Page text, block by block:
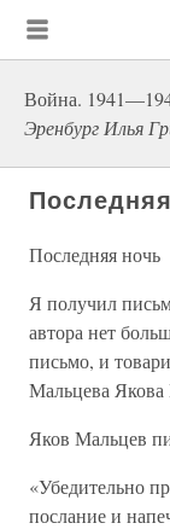
Война.
Эренбург Илья
Последняя ночь
Я получил
автора нет
письмо, и
Мальцева Якова
Яков Мальцев
«Убедительно
послание и